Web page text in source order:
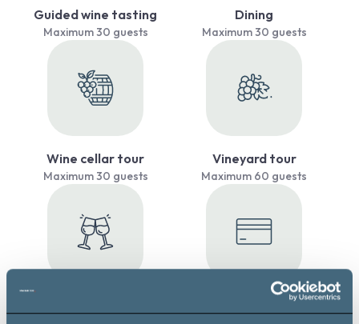
Guided wine tasting
Maximum 30 guests
Dining
Maximum 30 guests
Wine cellar tour
Maximum 30 guests
Vineyard tour
Maximum 60 guests
Payment by credit card